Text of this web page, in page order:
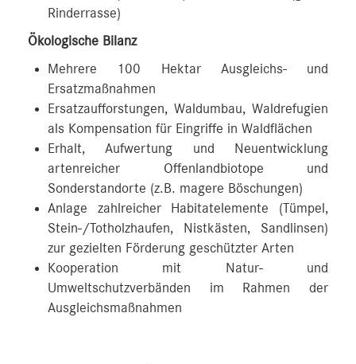
Rinderrasse)
Ökologische Bilanz
Mehrere 100 Hektar Ausgleichs- und
Ersatzmaßnahmen
Ersatzaufforstungen, Waldumbau, Waldrefugien
als Kompensation für Eingriffe in Waldflächen
Erhalt, Aufwertung und Neuentwicklung
artenreicher Offenlandbiotope und
Sonderstandorte (z.B. magere Böschungen)
Anlage zahlreicher Habitatelemente (Tümpel,
Stein-/Totholzhaufen, Nistkästen, Sandlinsen)
zur gezielten Förderung geschützter Arten
Kooperation mit Natur- und
Umweltschutzverbänden im Rahmen der
Ausgleichsmaßnahmen